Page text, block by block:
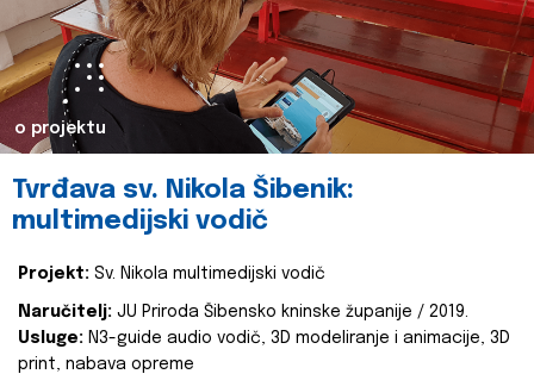
o projektu
Tvrđava sv. Nikola Šibenik:
multimedijski vodič
Projekt: Sv. Nikola multimedijski vodič
Naručitelj: JU Priroda Šibensko kninske županije / 2019.
Usluge: N3-guide audio vodič, 3D modeliranje i animacije, 3D
print, nabava opreme